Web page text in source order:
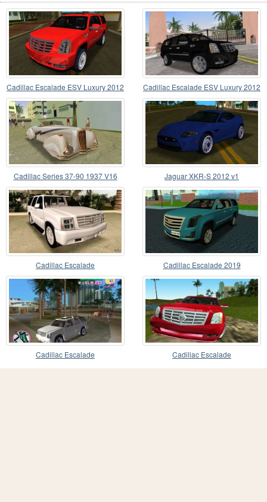
Cadillac Escalade ESV Luxury 2012
Florida Plate
Cadillac Escalade ESV Luxury 2012
Cadillac Series 37-90 1937 V16
Cabriolet
Jaguar XKR-S 2012 v1
Cadillac Escalade Cadillac Escalade 2019
Cadillac Escalade Cadillac Escalade